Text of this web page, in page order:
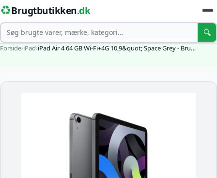
♻️Brugtbutikken.dk
Søg 🔍
Forside›iPad›iPad Air 4 64 GB Wi-Fi+4G 10,9&quot; Space Grey - Bru…